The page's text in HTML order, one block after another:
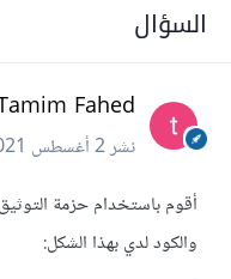
السؤال
Tamim Fahed
نشر2 أغسطس 2021
والكود لدي بهذا الشكل: